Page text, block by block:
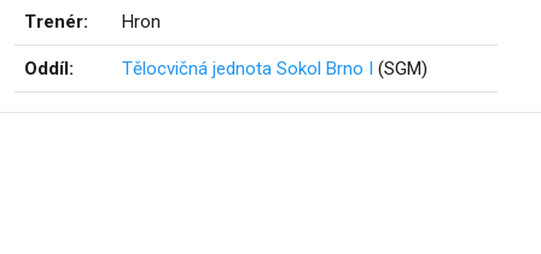
Trenér: Hron
Oddíl: Tělocvičná jednota Sokol Brno I (SGM)